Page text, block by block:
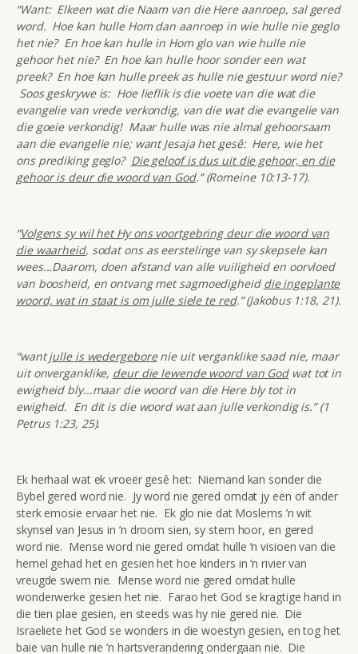
“Want: Elkeen wat die Naam van die Here aanroep, sal gered
word. Hoe kan hulle Hom dan aanroep in wie hulle nie geglo
het nie? En hoe kan hulle in Hom glo van wie hulle nie
gehoor het nie? En hoe kan hulle hoor sonder een wat
preek? En hoe kan hulle preek as hulle nie gestuur word nie?
Soos geskrywe is: Hoe lieflik is die voete van die wat die
evangelie van vrede verkondig, van die wat die evangelie van
die goeie verkondig! Maar hulle was nie almal gehoorsaam
aan die evangelie nie; want Jesaja het gesê: Here, wie het
ons prediking geglo? Die geloof is dus uit die gehoor, en die
gehoor is deur die woord van God.” (Romeine 10:13-17).
“Volgens sy wil het Hy ons voortgebring deur die woord van
die waarheid, sodat ons as eerstelinge van sy skepsele kan
wees...Daarom, doen afstand van alle vuiligheid en oorvloed
van boosheid, en ontvang met sagmoedigheid die ingeplante
woord, wat in staat is om julle siele te red.” (Jakobus 1:18, 21).
“wantjulle is wedergeborenie uit verganklike saad nie, maar
uit onverganklike, deur die lewende woord van Godwat tot in
ewigheid bly...maar die woord van die Here bly tot in
ewigheid. En dit is die woord wat aan julle verkondig is.” (1
Petrus 1:23, 25).
Ek herhaal wat ek vroeër gesê het: Niemand kan sonder die
Bybel gered word nie. Jy word nie gered omdat jy een of ander
sterk emosie ervaar het nie. Ek glo nie dat Moslems ’n wit
skynsel van Jesus in ’n droom sien, sy stem hoor, en gered
word nie. Mense word nie gered omdat hulle ’n visioen van die
hemel gehad het en gesien het hoe kinders in ’n rivier van
vreugde swem nie. Mense word nie gered omdat hulle
wonderwerke gesien het nie. Farao het God se kragtige hand in
die tien plae gesien, en steeds was hy nie gered nie. Die
Israeliete het God se wonders in die woestyn gesien, en tog het
baie van hulle nie ’n hartsverandering ondergaan nie. Die